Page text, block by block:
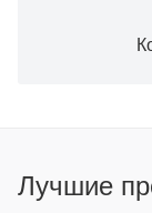
Лучшие